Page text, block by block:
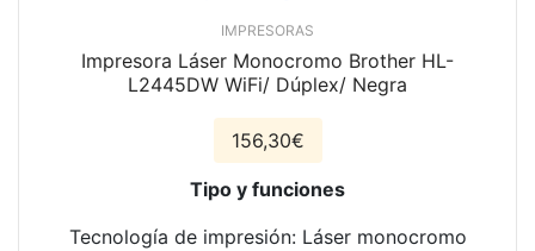
IMPRESORAS
Impresora Láser Monocromo Brother HL-
L2445DW WiFi/ Dúplex/ Negra
156,30€
Tipo y funciones
Tecnología de impresión: Láser monocromo